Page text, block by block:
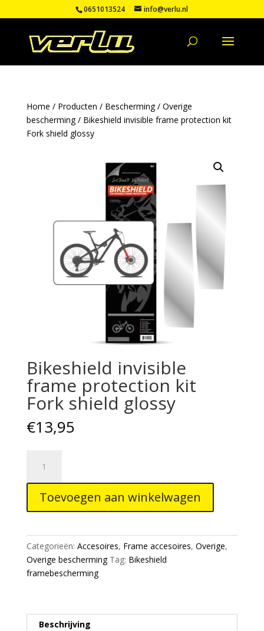
0651013524 info@verlu.nl
Home / Producten / Bescherming/ Overige
bescherming/ Bikeshield invisible frame protection kit
Fork shield glossy
Bikeshield invisible
frame protection kit
Fork shield glossy
€13,95
invisible
frame
protection
kit
shield
glossy
aantal
Toevoegen aan winkelwagen
Categorieën: Accesoires, Frame accesoires, Overige,
Overige bescherming Tag: Bikeshield
framebescherming
Beschrijving